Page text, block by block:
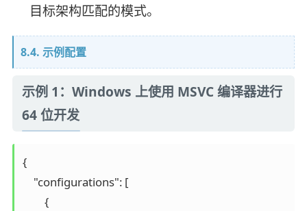
目标架构匹配的模式。
8.4. 示例配置
示例 1：Windows 上使用 MSVC 编译器进行
64 位开发
{
    "configurations": [
        {